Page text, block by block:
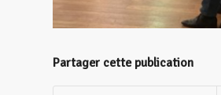
Partager cette publication